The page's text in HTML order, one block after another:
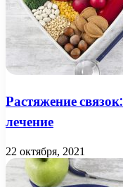
Растяжение
лечение
22 октября, 2021